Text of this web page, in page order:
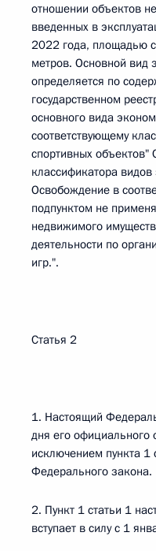
отношении объектов
введенных в
2022 года, площадью
метров. Основной вид
определяется по
государственном
основного вида
соответствующему
спортивных объектов"
классификатора
Освобождение в
подпунктом не
недвижимого
деятельности по
игр.".
Статья 2
1. Настоящий
дня его официального
исключением пункта 1
Федерального закона.
2. Пункт 1 статьи 1
вступает в силу с 1